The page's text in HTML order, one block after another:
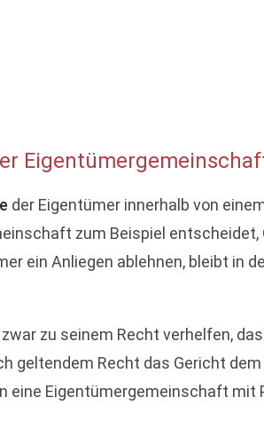
der Eigentümer innerhalb von
zum Beispiel entscheidet,
ein Anliegen ablehnen, bleibt in
zu seinem Recht verhelfen,
geltendem Recht das Gericht
eine Eigentümergemeinschaft